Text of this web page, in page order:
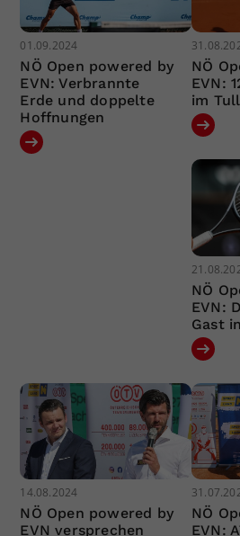
01.09.2024
NÖ Open powered by
EVN: Verbrannte
Erde und doppelte
Hoffnungen
NÖ
EVN:
im
NÖ
EVN:
Gast
14.08.2024
NÖ Open powered by
EVN versprechen
NÖ
EVN: